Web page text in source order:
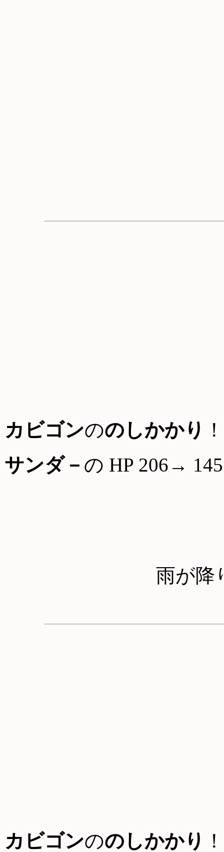
カビゴンののしかかり
！
サンダ－ の HP 206→ 145
雨が降
カビゴンののしかかり
！